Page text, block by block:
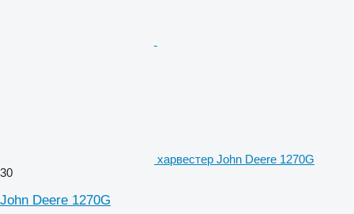
харвестер John Deere 1270G
30
John Deere 1270G